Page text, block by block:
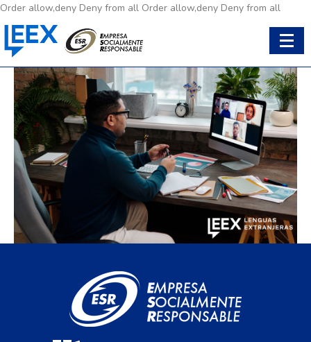
Order allow,deny Deny from all Order allow,deny Deny from all